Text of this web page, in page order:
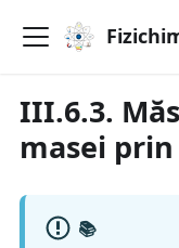
III.6.3.
masei
📚